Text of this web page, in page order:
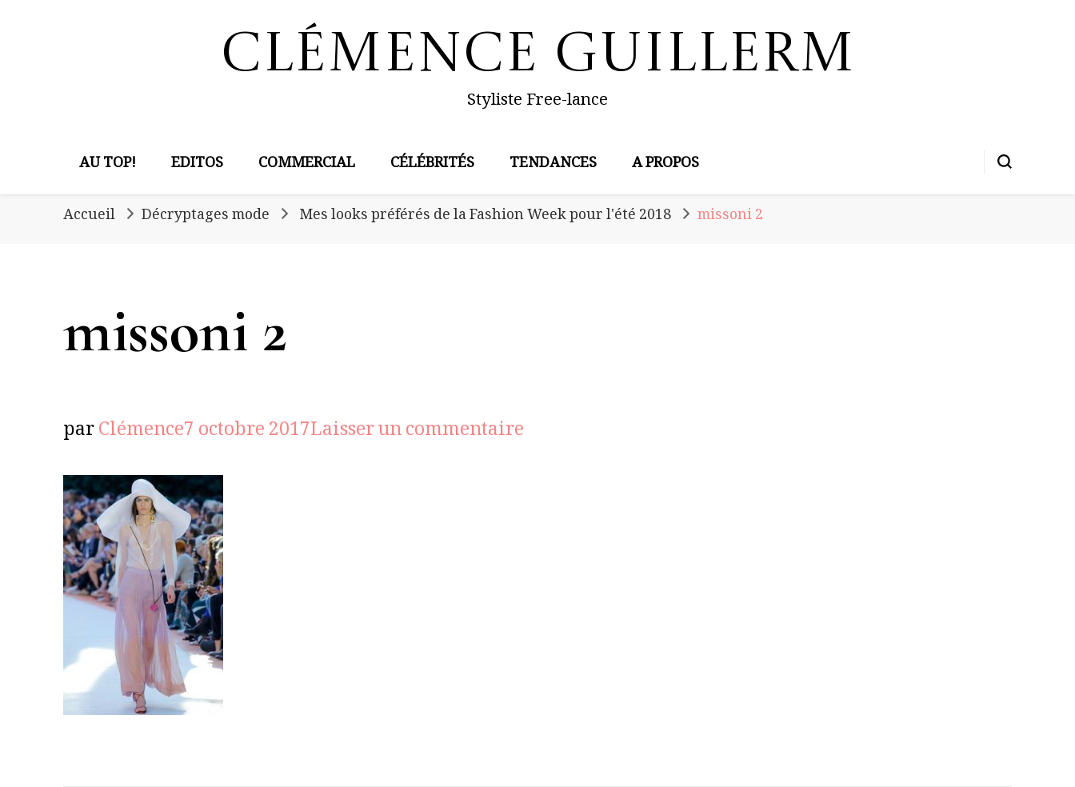
Clémence Guillerm
Styliste Free-lance
AU TOP! EDITOS COMMERCIAL CÉLÉBRITÉS TENDANCES A PROPOS
Accueil Décryptages mode Mes looks préférés de la Fashion Week pour l'été 2018 missoni 2
missoni 2
parClémence7 octobre 2017Laisser un commentaire